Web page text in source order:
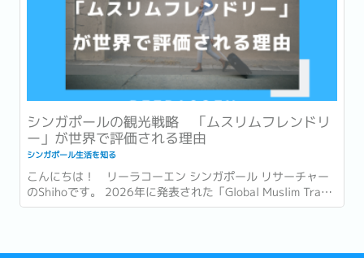
シンガポールの観光戦略 「ムスリムフレンドリ
ー」が世界で評価される理由
シンガポール生活を知る
こんにちは！ リーラコーエン シンガポール リサーチャー
のShihoです。 2026年に発表された「Global Muslim Travel
Index 2026」(GMTI) というムスリム (イスラム教を信仰し